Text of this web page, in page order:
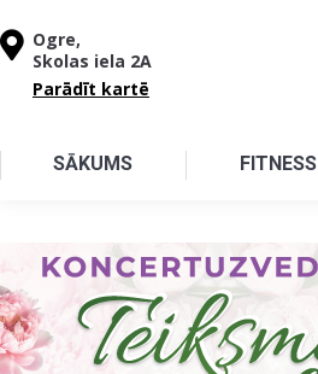
Ogre,
Skolas iela 2A
Parādīt kartē
SĀKUMS FITNESS